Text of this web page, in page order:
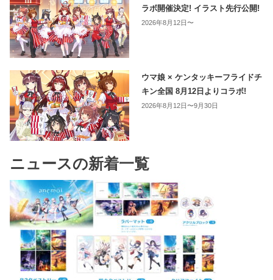
ラボ開催決定! イラスト先行公開!
2026年8月12日〜
ウマ娘 × ケンタッキーフライドチ
キン全国 8月12日よりコラボ!
2026年8月12日〜9月30日
ニュースの新着一覧